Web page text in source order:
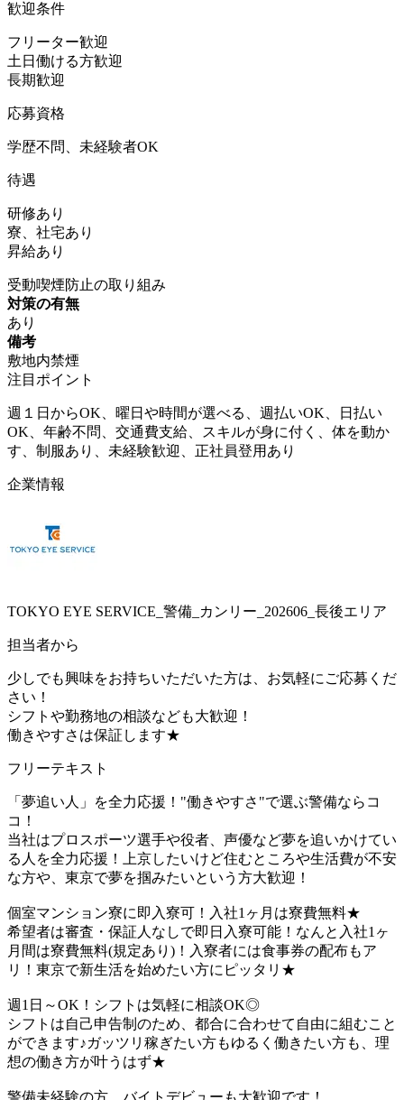
歓迎条件
フリーター歓迎
土日働ける方歓迎
長期歓迎
応募資格
学歴不問、未経験者OK
待遇
研修あり
寮、社宅あり
昇給あり
受動喫煙防止の取り組み
対策の有無
あり
備考
敷地内禁煙
注目ポイント
週１日からOK、曜日や時間が選べる、週払いOK、日払い
OK、年齢不問、交通費支給、スキルが身に付く、体を動か
す、制服あり、未経験歓迎、正社員登用あり
企業情報
TOKYO EYE SERVICE_警備_カンリー_202606_長後エリア
担当者から
少しでも興味をお持ちいただいた方は、お気軽にご応募くだ
さい！
シフトや勤務地の相談なども大歓迎！
働きやすさは保証します★
フリーテキスト
「夢追い人」を全力応援！"働きやすさ"で選ぶ警備ならコ
コ！
当社はプロスポーツ選手や役者、声優など夢を追いかけてい
る人を全力応援！上京したいけど住むところや生活費が不安
な方や、東京で夢を掴みたいという方大歓迎！
個室マンション寮に即入寮可！入社1ヶ月は寮費無料★
希望者は審査・保証人なしで即日入寮可能！なんと入社1ヶ
月間は寮費無料(規定あり)！入寮者には食事券の配布もア
リ！東京で新生活を始めたい方にピッタリ★
週1日～OK！シフトは気軽に相談OK◎
シフトは自己申告制のため、都合に合わせて自由に組むこと
ができます♪ガッツリ稼ぎたい方もゆるく働きたい方も、理
想の働き方が叶うはず★
警備未経験の方、バイトデビューも大歓迎です！